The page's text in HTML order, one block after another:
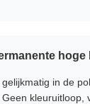
hoge
in de